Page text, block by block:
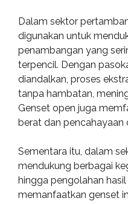
Dalam sektor
digunakan untuk
penambangan yang
terpencil. Dengan
diandalkan, proses
tanpa hambatan,
Genset open juga
berat dan pencahayaan
Sementara itu, dalam
mendukung berbagai
hingga pengolahan
memanfaatkan genset